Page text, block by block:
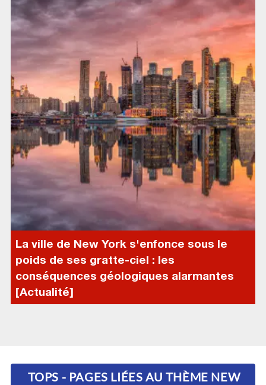
La ville de New York s'enfonce sous le
poids de ses gratte-ciel : les
conséquences géologiques alarmantes
[Actualité]
TOPS - PAGES LIÉES AU THÈME NEW